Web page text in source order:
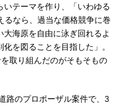
いテーマを作り、「いわゆる
るなら、過当な価格競争に巻
海原を自由に泳ぎ回れるよ
を図ることを目指した」。
取り組んだのがそもそもの
路のプロポーザル案件で、3